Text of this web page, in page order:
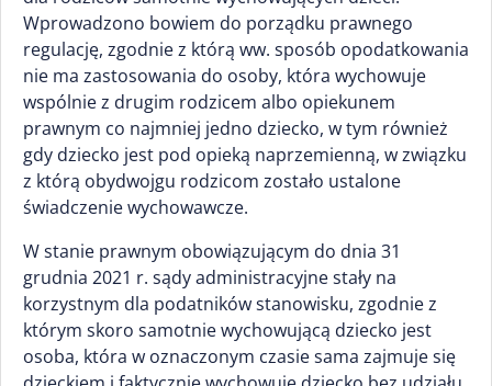
Wprowadzono bowiem do porządku prawnego
regulację, zgodnie z którą ww. sposób opodatkowania
nie ma zastosowania do osoby, która wychowuje
wspólnie z drugim rodzicem albo opiekunem
prawnym co najmniej jedno dziecko, w tym również
gdy dziecko jest pod opieką naprzemienną, w związku
z którą obydwojgu rodzicom zostało ustalone
świadczenie wychowawcze.
W stanie prawnym obowiązującym do dnia 31
grudnia 2021 r. sądy administracyjne stały na
korzystnym dla podatników stanowisku, zgodnie z
którym skoro samotnie wychowującą dziecko jest
osoba, która w oznaczonym czasie sama zajmuje się